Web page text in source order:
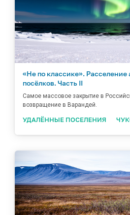
«Не по классике». Расселение
посёлков. Часть II
Самое массовое закрытие в
возвращение в Варандей.
УДАЛЁННЫЕ ПОСЕЛЕНИЯ